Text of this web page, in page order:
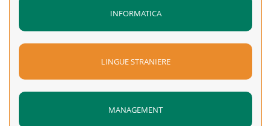
INFORMATICA
LINGUE STRANIERE
MANAGEMENT